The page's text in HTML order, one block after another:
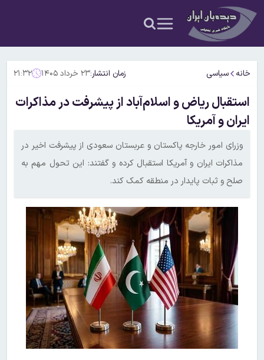
خانه سیاسی زمان انتشار:۲۳ خرداد ۱۴۰۵ ۲۱:۳۲
استقبال ریاض و اسلام‌آباد از پیشرفت در مذاکرات
ایران و آمریکا
وزرای امور خارجه پاکستان و عربستان سعودی از پیشرفت اخیر در
مذاکرات ایران و آمریکا استقبال کرده و گفتند: این تحول مهم به
صلح و ثبات پایدار در منطقه کمک کند.